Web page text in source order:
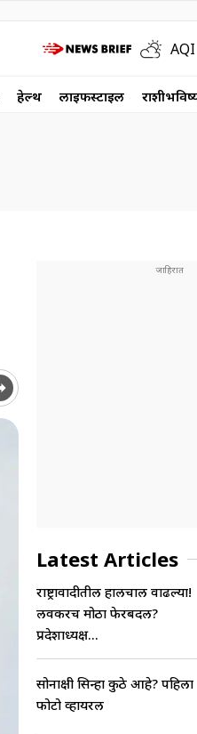
AQI
हेल्थ लाईफस्टाईल
Latest Articles
राष्ट्रावादीतील हालचाली वाढल्या!
लवकरच मोठा फेरबदल?
प्रदेशाध्यक्ष...
सोनाक्षी सिन्हा कुठे आहे? पहिला
फोटो व्हायरल